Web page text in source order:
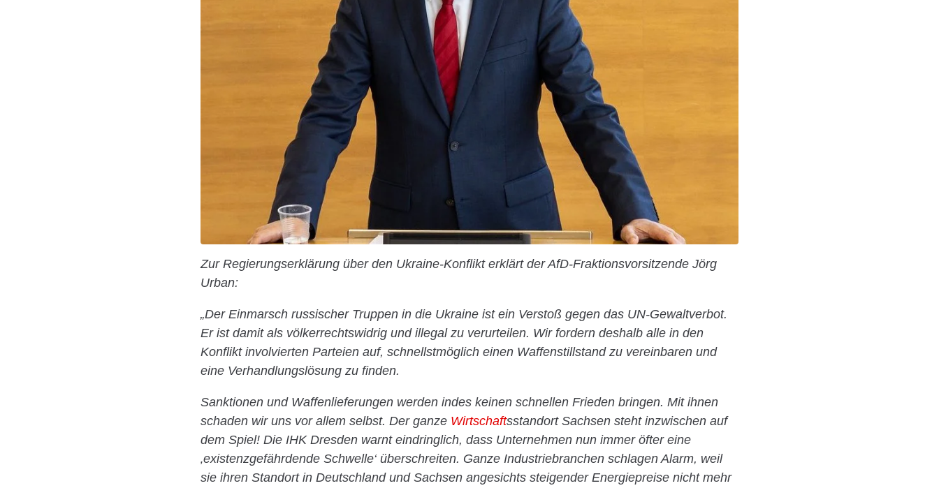
Zur Regierungserklärung über den Ukraine-Konflikt erklärt der AfD-Fraktionsvorsitzende Jörg
Urban:
„Der Einmarsch russischer Truppen in die Ukraine ist ein Verstoß gegen das UN-Gewaltverbot.
Er ist damit als völkerrechtswidrig und illegal zu verurteilen. Wir fordern deshalb alle in den
Konflikt involvierten Parteien auf, schnellstmöglich einen Waffenstillstand zu vereinbaren und
eine Verhandlungslösung zu finden.
Sanktionen und Waffenlieferungen werden indes keinen schnellen Frieden bringen. Mit ihnen
schaden wir uns vor allem selbst. Der ganze Wirtschaftsstandort Sachsen steht inzwischen auf
dem Spiel! Die IHK Dresden warnt eindringlich, dass Unternehmen nun immer öfter eine
‚existenzgefährdende Schwelle‘ überschreiten. Ganze Industriebranchen schlagen Alarm, weil
sie ihren Standort in Deutschland und Sachsen angesichts steigender Energiepreise nicht mehr